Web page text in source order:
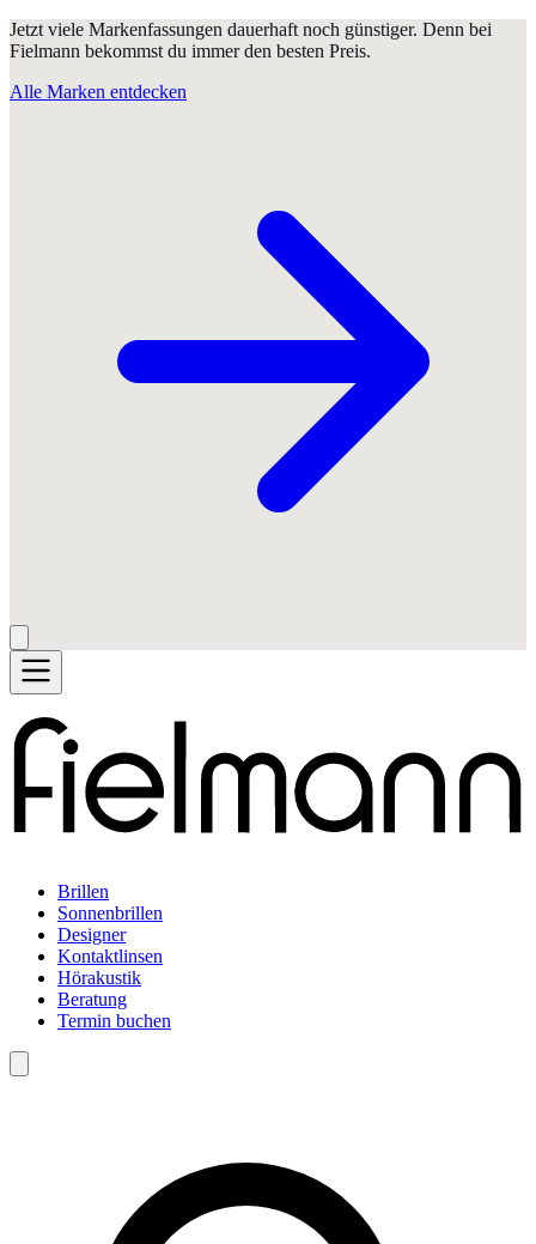
Jetzt viele Markenfassungen dauerhaft noch günstiger. Denn bei
Fielmann bekommst du immer den besten Preis.
Alle Marken entdecken
Brillen
Sonnenbrillen
Designer
Kontaktlinsen
Hörakustik
Beratung
Termin buchen